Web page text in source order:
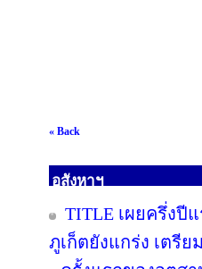
« Back
อสังหาฯ
TITLE เผยครึ่งปี
ภูเก็ตยังแกร่ง เตรี